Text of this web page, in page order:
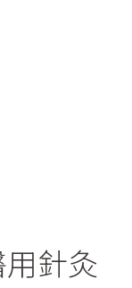
針灸